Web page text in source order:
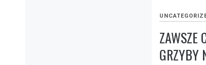
ZAWSZE
GRZYBY